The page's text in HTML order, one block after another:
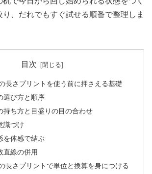
、だれでもすぐ試せる順番で整理しま
目次
長さプリントを使う前に押さえる基礎
選び方と順序
持ち方と目盛りの目の合わせ
識づけ
を体感で結ぶ
直線の併用
長さプリントで単位と換算を身につける